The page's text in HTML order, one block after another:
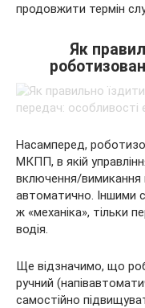
продовжити термін
Як
Насамперед,
МКПП, в якій
включення/вимикання
автоматично. Іншими
ж «механіка», тільки
водія.
Ще відзначимо, що
ручний
самостійно